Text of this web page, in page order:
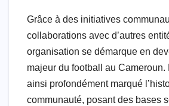
Grâce à des initiatives
collaborations avec d’autres
organisation se démarque en
majeur du football au Cameroun.
ainsi profondément marqué
communauté, posant des bases